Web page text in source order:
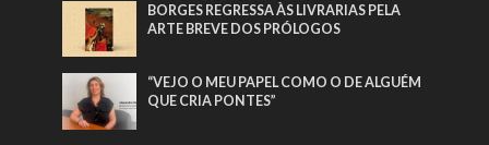
BORGES REGRESSA ÀS LIVRARIAS PELA
ARTE BREVE DOS PRÓLOGOS
“VEJO O MEU PAPEL COMO O DE ALGUÉM
QUE CRIA PONTES”